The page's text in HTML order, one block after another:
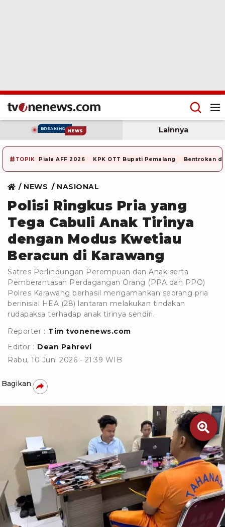
BREAKING NEWS Lainnya
# TOPIK Piala AFF 2026 KPK OTT Bupati Pemalang Bentrokan di
NEWS NASIONAL
Polisi Ringkus Pria yang
Tega Cabuli Anak Tirinya
dengan Modus Kwetiau
Beracun di Karawang
Satres Perlindungan Perempuan dan Anak serta
Pemberantasan Perdagangan Orang (PPA dan PPO)
Polres Karawang berhasil mengamankan seorang pria
berinisial HEA (28) lantaran melakukan tindakan
rudapaksa terhadap anak tirinya sendiri.
Reporter : Tim tvonenews.com
Editor : Dean Pahrevi
Rabu, 10 Juni 2026 - 21:39 WIB
Bagikan

Antara